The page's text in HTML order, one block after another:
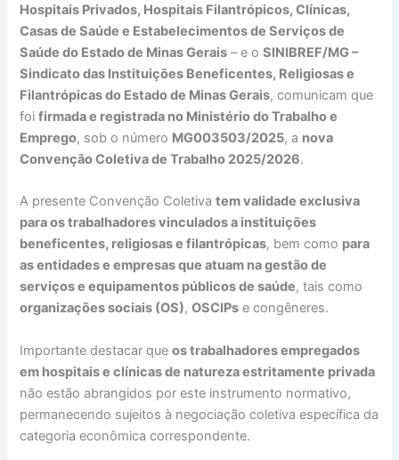
Hospitais Privados, Hospitais Filantrópicos, Clínicas,
Casas de Saúde e Estabelecimentos de Serviços de
Saúde do Estado de Minas Gerais – e oSINIBREF/MG –
Sindicato das Instituições Beneficentes, Religiosas e
Filantrópicas do Estado de Minas Gerais, comunicam que
foifirmada e registrada no Ministério do Trabalho e
Emprego, sob o número MG003503/2025, a nova
Convenção Coletiva de Trabalho 2025/2026.
A presente Convenção Coletivatem validade exclusiva
para os trabalhadores vinculados a instituições
beneficentes, religiosas e filantrópicas, bem como para
as entidades e empresas que atuam na gestão de
serviços e equipamentos públicos de saúde, tais como
organizações sociais (OS),OSCIPs e congêneres.
Importante destacar queos trabalhadores empregados
em hospitais e clínicas de natureza estritamente privada
não estão abrangidos por este instrumento normativo,
permanecendo sujeitos à negociação coletiva específica da
categoria econômica correspondente.